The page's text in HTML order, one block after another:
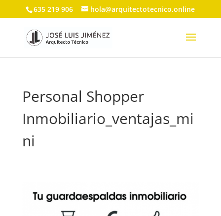
635 219 906 hola@arquitectotecnico.online
Personal Shopper
Inmobiliario_ventajas_mi
ni